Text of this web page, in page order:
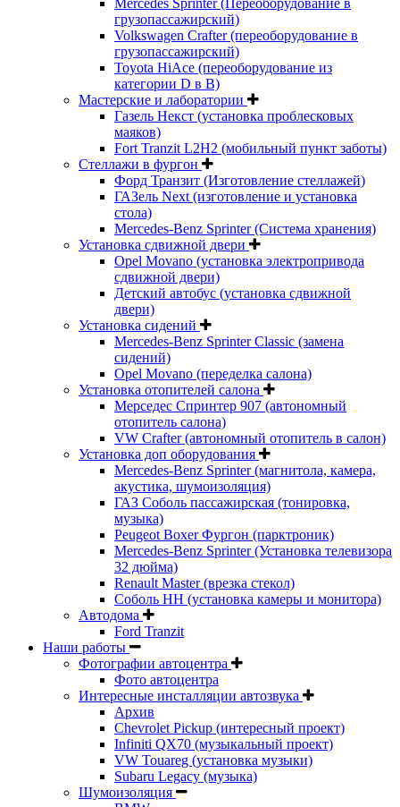
грузопассажирский)
Volkswagen Crafter (переоборудование в
грузопассажирский)
Toyota HiAce (переоборудование из
категории D в B)
Мастерские и лаборатории
Газель Некст (установка проблесковых
маяков)
Fort Tranzit L2H2 (мобильный пункт заботы)
Стеллажи в фургон
Форд Транзит (Изготовление стеллажей)
ГАЗель Next (изготовление и установка
стола)
Mercedes-Benz Sprinter (Система хранения)
Установка сдвижной двери
Opel Movano (установка электропривода
сдвижной двери)
Детский автобус (установка сдвижной
двери)
Установка сидений
Mercedes-Benz Sprinter Classic (замена
сидений)
Opel Movano (переделка салона)
Установка отопителей салона
Мерседес Спринтер 907 (автономный
отопитель салона)
VW Crafter (автономный отопитель в салон)
Установка доп оборудования
Mercedes-Benz Sprinter (магнитола, камера,
акустика, шумоизоляция)
ГАЗ Соболь пассажирская (тонировка,
музыка)
Peugeot Boxer Фургон (парктроник)
Mercedes-Benz Sprinter (Установка телевизора
32 дюйма)
Renault Master (врезка стекол)
Соболь НН (установка камеры и монитора)
Автодома
Ford Tranzit
Наши работы
Фотографии автоцентра
Фото автоцентра
Интересные инсталляции автозвука
Архив
Chevrolet Pickup (интересный проект)
Infiniti QX70 (музыкальный проект)
VW Touareg (установка музыки)
Subaru Legacy (музыка)
Шумоизоляция